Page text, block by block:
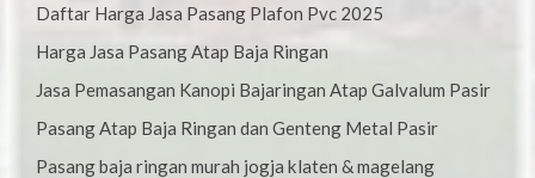
Daftar Harga Jasa Pasang Plafon Pvc 2025
Harga Jasa Pasang Atap Baja Ringan
Jasa Pemasangan Kanopi Bajaringan Atap Galvalum Pasir
Pasang Atap Baja Ringan dan Genteng Metal Pasir
Pasang baja ringan murah jogja klaten & magelang